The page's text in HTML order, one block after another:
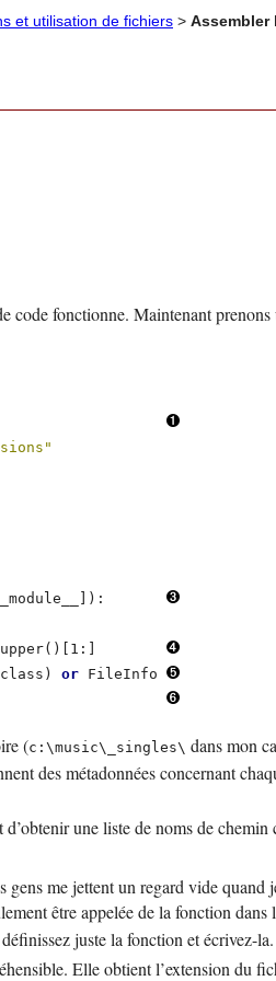
et utilisation de fichiers > Assembler
fonctionne. Maintenant
or FileInfo
(c:\music\_singles\ dans mon
des métadonnées concernant
une liste de noms de
gens me jettent un regard vide quand
être appelée de la fonction
juste la fonction et écrivez-la.
Elle obtient l’extension du